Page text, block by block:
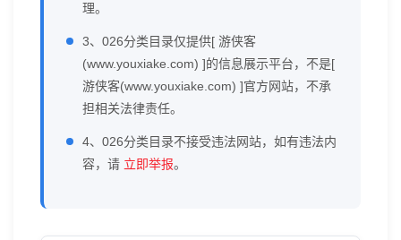
理。
3、026分类目录仅提供[ 游侠客
(www.youxiake.com) ]的信息展示平台，不是[
游侠客(www.youxiake.com) ]官方网站，不承
担相关法律责任。
4、026分类目录不接受违法网站，如有违法内
容，请 立即举报。